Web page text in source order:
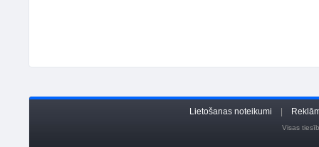
Lietošanas noteikumi
Visas